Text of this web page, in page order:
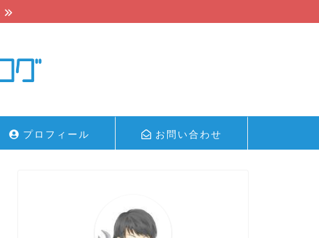
プロフィール お問い合わせ